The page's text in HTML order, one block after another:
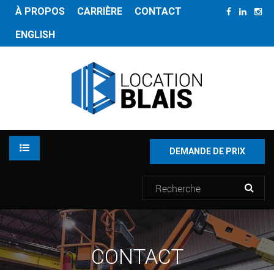
À PROPOS CARRIÈRE
CONTACT
ENGLISH
LOCATION
INVENTAIRE
DEMANDE DE PRIX
CONTACT